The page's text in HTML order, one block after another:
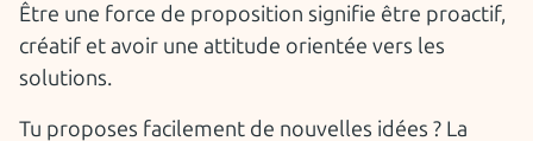
Être une force de proposition signifie être proactif,
créatif et avoir une attitude orientée vers les
solutions.
Tu proposes facilement de nouvelles idées ? La